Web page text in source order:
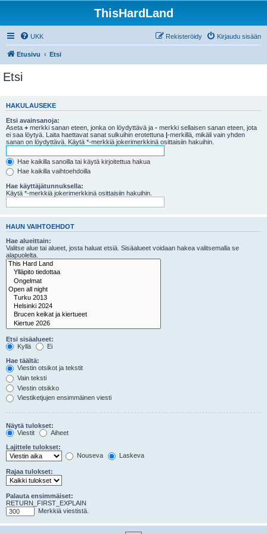
ThisHardLand
UKK Kirjaudu sisään
Rekisteröidy
Etusivu Etsi
Etsi
HAKULAUSEKE
Etsi avainsanoja:
Aseta + merkki sanan eteen, jonka on löydyttävä ja - merkki sellaisen sanan eteen, jota
ei saa löytyä. Laita haettavat sanat sulkuihin erotettuna |-merkillä, mikäli vain yhden
sanan on löydyttävä. Käytä *-merkkiä jokerimerkkinä osittaisiin hakuihin.
Hae kaikilla sanoilla tai käytä kirjoitettua hakua
Hae kaikilla vaihtoehdoilla
Hae käyttäjätunnuksella:
Käytä *-merkkiä jokerimerkkinä osittaisiin hakuihin.
HAUN VAIHTOEHDOT
Hae alueittain:
Valitse alue tai alueet, josta haluat etsiä. Sisäalueet voidaan hakea valitsemalla se
alapuolelta.
Etsi sisäalueet:
Kyllä
Ei
Hae täältä:
Viestin otsikot ja tekstit
Vain teksti
Viestin otsikko
Viestiketjujen ensimmäinen viesti
Näytä tulokset:
Viestit
Aiheet
Lajittele tulokset:
Nouseva
Laskeva
Rajaa tulokset:
Palauta ensimmäiset:
RETURN_FIRST_EXPLAIN
Merkkiä viestistä.